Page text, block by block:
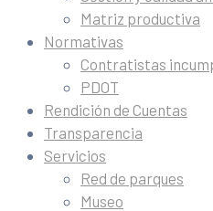
Matriz productiva
Normativas
Contratistas
PDOT
Rendición de Cuentas
Transparencia
Servicios
Red de parques
Museo